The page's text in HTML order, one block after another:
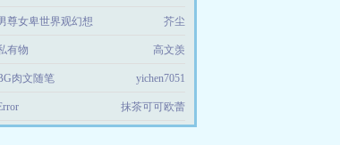
扶她×美少年
尊女卑世界观幻想 芥尘
有物 高文羡
肉文随笔 yichen7051
抹茶可可欧蕾